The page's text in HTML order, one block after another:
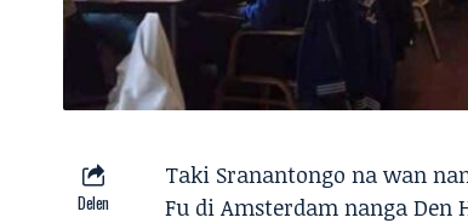
Delen
Taki Sranantongo na wan
Fu di Amsterdam nanga